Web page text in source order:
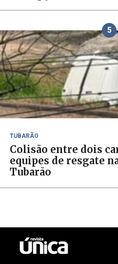
5
TUBARÃO
Colisão entre dois
equipes de resgate
Tubarão